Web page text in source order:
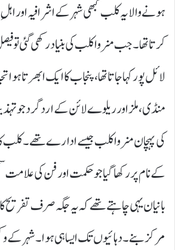
ہونے والا یہ کلب کبھی شہر کے اشرافیہ اور
کرتا تھا۔ جب منروا کلب کی بنیاد رکھی گئی
لائل پور کہا جاتا تھا، پنجاب کا ایک ابھرتا
منڈی، ملز اور ریلوے لائن کے ارد گرد جو
کی پہچان منروا کلب جیسے ادارے تھے۔ کلب
کے نام پر رکھا گیا جو حکمت اور فن کی علامت
بانیان یہی چاہتے تھے کہ یہ جگہ صرف تفریح کا
مرکز بنے۔ دہائیوں تک ایسا ہی ہوا۔ شہر کے